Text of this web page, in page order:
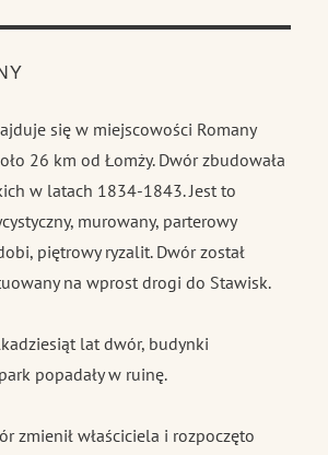
się w miejscowości Romany
26 km od Łomży. Dwór zbudowała
w latach 1834-1843. Jest to
murowany, parterowy
piętrowy ryzalit. Dwór został
na wprost drogi do Stawisk.
lat dwór, budynki
popadały w ruinę.
zmienił właściciela i rozpoczęto